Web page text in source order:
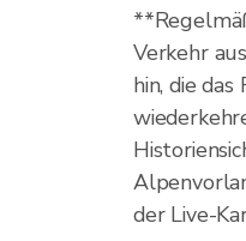
Verkehr
hin, die
der Live-